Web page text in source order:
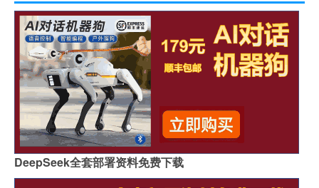
DeepSeek全套部署资料免费下载